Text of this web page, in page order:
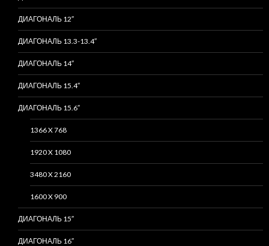
ДИАГОНАЛЬ 12″
ДИАГОНАЛЬ 13.3-13.4″
ДИАГОНАЛЬ 14″
ДИАГОНАЛЬ 15.4″
ДИАГОНАЛЬ 15.6″
1366 X 768
1920 X 1080
3480 X 2160
1600 X 900
ДИАГОНАЛЬ 15″
ДИАГОНАЛЬ 16″